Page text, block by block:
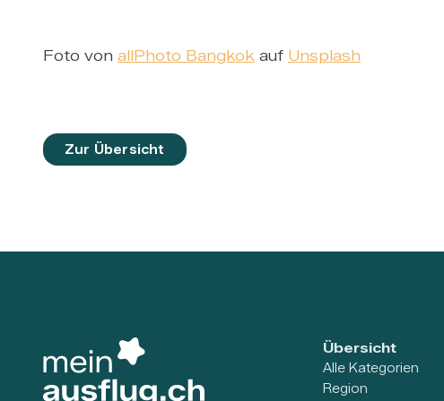
Foto von allPhoto Bangkok auf Unsplash
Zur Übersicht
Übersicht
Alle Kategorien
Region